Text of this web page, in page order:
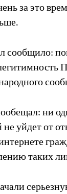
за это
сообщило:
ни
уйдет от
таких